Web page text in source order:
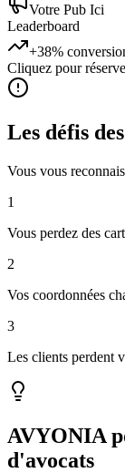
Votre Pub Ici
Leaderboard
+38%
Cliquez pour
Les défis des
Vous vous
1
Vous perdez des
2
Vos coordonnées
3
Les clients perdent
AVYONIA
d'avocats